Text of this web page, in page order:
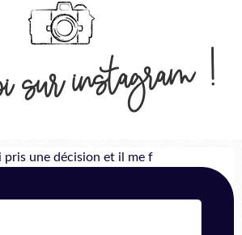
instagram !
pris une décision et il me f